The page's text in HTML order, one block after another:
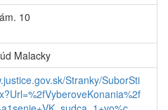
10
Malacky
Stranky/SuborSti